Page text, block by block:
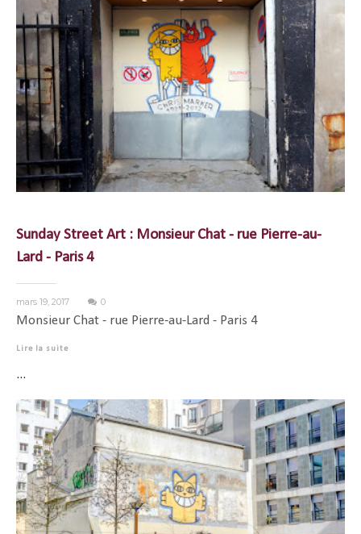
Sunday Street Art : Monsieur Chat - rue Pierre-au-
Lard - Paris 4
mars 19, 2017 0
Monsieur Chat - rue Pierre-au-Lard - Paris 4
Lire la suite
...